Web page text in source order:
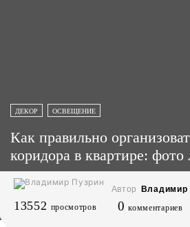
ДЕКОР ОСВЕЩЕНИЕ
Как правильно
коридора в квартире:
Автор Владимир
13552 просмотров 0 комментариев